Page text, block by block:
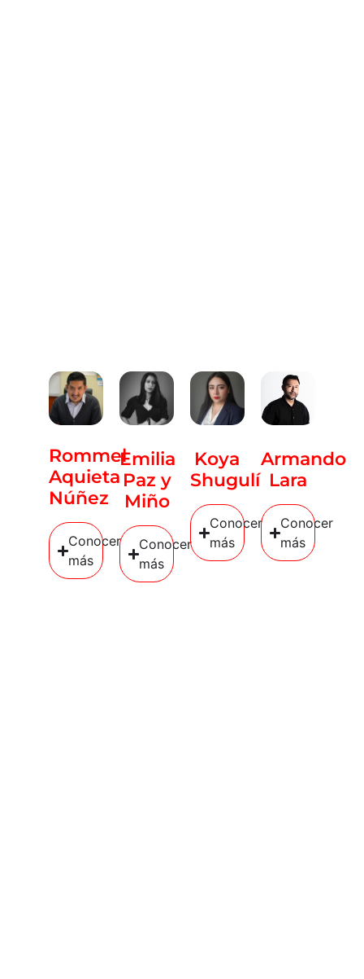
Rommel
Aquieta
Núñez
Conocer
más
Emilia
Paz y
Miño
Conocer
más
Koya
Shugulí
Conocer
más
Armando
Lara
Conocer
más